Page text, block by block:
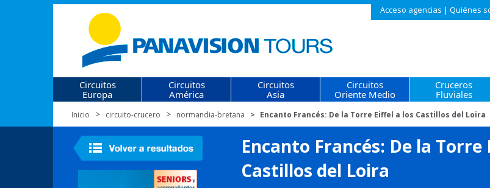
Acceso agencias | Quiénes
Circuitos
Europa
Circuitos
América
Circuitos
Asia
Circuitos
Oriente Medio
Cruceros
Fluviales
Inicio circuito-crucero normandia-bretana Encanto Francés: De la Torre Eiffel a los Castillos del Loira
Encanto Francés: De la Torre
Castillos del Loira